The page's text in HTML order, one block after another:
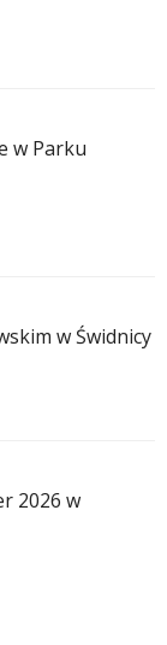
w Parku
w Świdnicy
2026 w